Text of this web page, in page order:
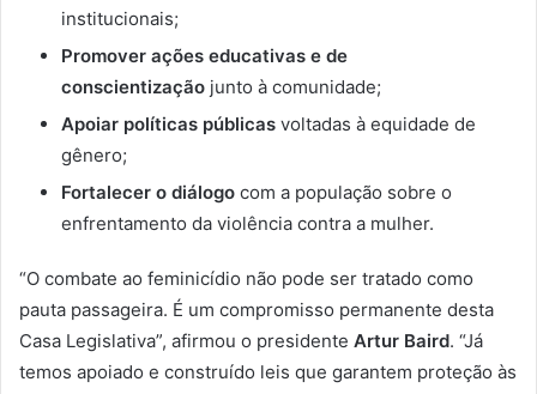
institucionais;
Promover ações educativas e de
conscientização junto à comunidade;
Apoiar políticas públicas voltadas à equidade de
gênero;
Fortalecer o diálogo com a população sobre o
enfrentamento da violência contra a mulher.
“O combate ao feminicídio não pode ser tratado como
pauta passageira. É um compromisso permanente desta
Casa Legislativa”, afirmou o presidente Artur Baird. “Já
temos apoiado e construído leis que garantem proteção às